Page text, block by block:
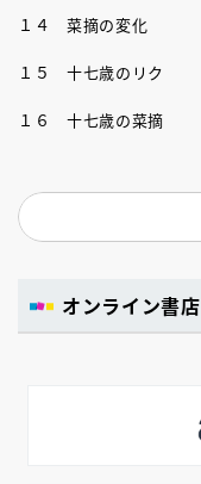
１４ 菜摘の変化
１５ 十七歳のリク
１６ 十七歳の菜摘
オンライン書店